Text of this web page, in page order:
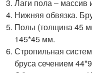
Лаги пола ‒ массив
Нижняя обвязка.
Полы (толщина 45
145*45 мм.
Стропильная
бруса сечением